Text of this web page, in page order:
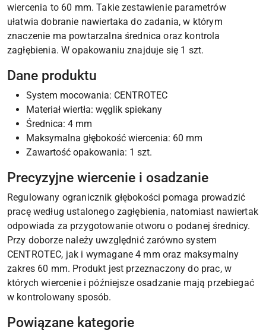
wiercenia to 60 mm. Takie zestawienie parametrów
ułatwia dobranie nawiertaka do zadania, w którym
znaczenie ma powtarzalna średnica oraz kontrola
zagłębienia. W opakowaniu znajduje się 1 szt.
Dane produktu
System mocowania: CENTROTEC
Materiał wiertła: węglik spiekany
Średnica: 4 mm
Maksymalna głębokość wiercenia: 60 mm
Zawartość opakowania: 1 szt.
Precyzyjne wiercenie i osadzanie
Regulowany ogranicznik głębokości pomaga prowadzić
pracę według ustalonego zagłębienia, natomiast nawiertak
odpowiada za przygotowanie otworu o podanej średnicy.
Przy doborze należy uwzględnić zarówno system
CENTROTEC, jak i wymagane 4 mm oraz maksymalny
zakres 60 mm. Produkt jest przeznaczony do prac, w
których wiercenie i późniejsze osadzanie mają przebiegać
w kontrolowany sposób.
Powiązane kategorie